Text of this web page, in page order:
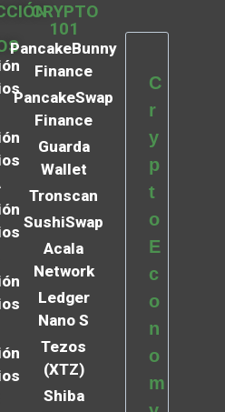
CRYPTO
101
PancakeBunny
Finance
PancakeSwap
Finance
Guarda
Wallet
Tronscan
SushiSwap
Acala
Network
Ledger
Nano S
Tezos
(XTZ)
Shiba
C
r
y
p
t
o
E
c
o
n
o
m